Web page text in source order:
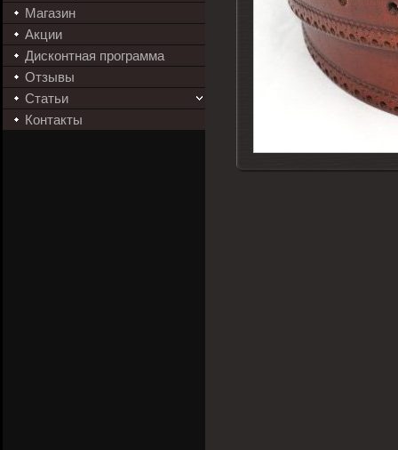
Магазин
Акции
Дисконтная программа
Отзывы
Статьи
Контакты